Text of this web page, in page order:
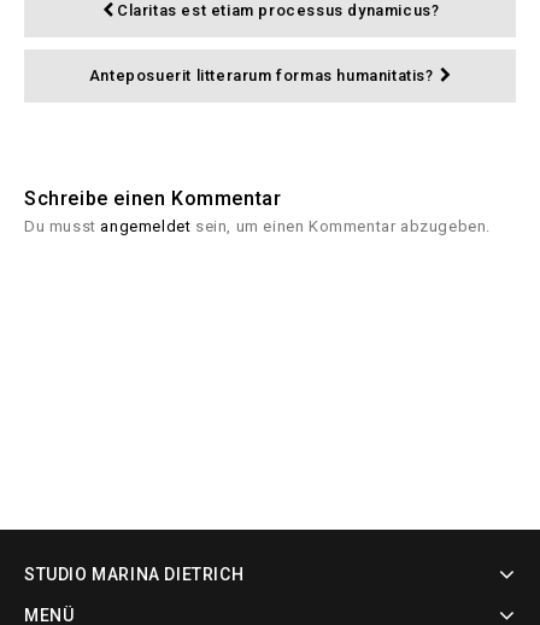
Claritas est etiam processus dynamicus?
Anteposuerit litterarum formas humanitatis?
Schreibe einen Kommentar
Du musstangemeldet sein, um einen Kommentar abzugeben.
STUDIO MARINA DIETRICH
MENÜ